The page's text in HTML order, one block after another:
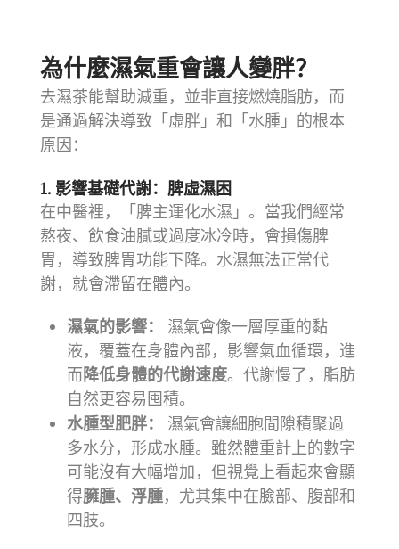
為什麼濕氣重會讓人變胖？
去濕茶能幫助減重，並非直接燃燒脂肪，而
是通過解決導致「虛胖」和「水腫」的根本
原因：
1. 影響基礎代謝：脾虛濕困
在中醫裡，「脾主運化水濕」。當我們經常
熬夜、飲食油膩或過度冰冷時，會損傷脾
胃，導致脾胃功能下降。水濕無法正常代
謝，就會滯留在體內。
濕氣的影響：
濕氣會像一層厚重的黏
液，覆蓋在身體內部，影響氣血循環，進
而 降低身體的代謝速度。代謝慢了，脂肪
自然更容易囤積。
水腫型肥胖：
濕氣會讓細胞間隙積聚過
多水分，形成水腫。雖然體重計上的數字
可能沒有大幅增加，但視覺上看起來會顯
得臃腫、浮腫，尤其集中在臉部、腹部和
四肢。